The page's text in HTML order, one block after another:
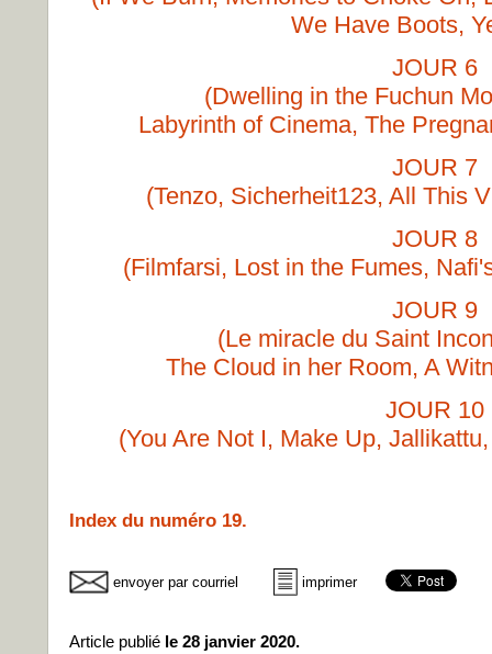
We Have Boots,
JOUR 6
(Dwelling in the Fuchun
Labyrinth of Cinema, The
JOUR 7
(Tenzo, Sicherheit123, All This
JOUR 8
(Filmfarsi, Lost in the Fumes,
JOUR 9
(Le miracle du Saint
The Cloud in her Room, A
JOUR 10
(You Are Not I, Make Up,
Index du numéro 19.
envoyer par courriel imprimer
Article publié le 28 janvier 2020.